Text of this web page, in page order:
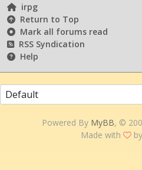
irpg
Return to Top
Mark all forums read
RSS Syndication
Help
Powered By MyBB, ©
Made with
by